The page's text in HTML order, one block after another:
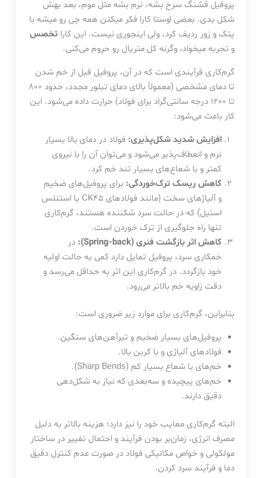
پروفیل قشنگ سرخ بشه، نرم بشه مثل موم، بعد بهش
شکل بدی. بعضی اوستا کارا فکر میکنن همه چی رو میشه با
پتک و زور ردیف کرد، ولی اینجوری نیست. این کارا تخصس
و تجربه میخواد، وگرنه کل متریال رو حروم می‌کنی.
گرم‌کاری فرآیندی است که در آن، پروفیل قبل از خم شدن
تا دمای مشخصی (معمولاً بالای دمای تبلور مجدد، حدود 800
تا 1200 درجه سانتی‌گراد برای فولاد) حرارت داده می‌شود. این
کار باعث می‌شود:
افزایش شدید شکل‌پذیری: فولاد در دمای بالا بسیار
نرم و انعطاف‌پذیر می‌شود و می‌توان آن را با نیروی
کمتر و با شعاع‌های بسیار تند خم کرد.
کاهش ریسک ترک‌خوردگی: برای پروفیل‌های ضخیم
و آلیاژهای سخت (مانند فولادهای CK45 یا استنلس
استیل) که در حالت سرد شکننده هستند، گرم‌کاری
تنها راه جلوگیری از ترک خوردن است.
کاهش اثر بازگشت فنری (Spring-back):
در
خمکاری سرد، پروفیل تمایل دارد کمی به حالت اولیه
خود بازگردد. در گرم‌کاری این اثر به حداقل می‌رسد و
دقت زاویه خم بالاتر می‌رود.
بنابراین، گرم‌کاری برای موارد زیر ضروری است:
پروفیل‌های بسیار ضخیم و تیرآهن‌های سنگین.
فولادهای آلیاژی و با کربن بالا.
خم‌های با شعاع بسیار کم (Sharp Bends).
خم‌های پیچیده و سه‌بعدی که نیاز به شکل‌دهی
دقیق دارند.
البته گرم‌کاری معایب خود را نیز دارد؛ هزینه بالاتر به دلیل
مصرف انرژی، زمان‌بر بودن فرآیند و احتمال تغییر در ساختار
مولکولی و خواص مکانیکی فولاد در صورت عدم کنترل دقیق
دما و فرآیند سرد کردن.